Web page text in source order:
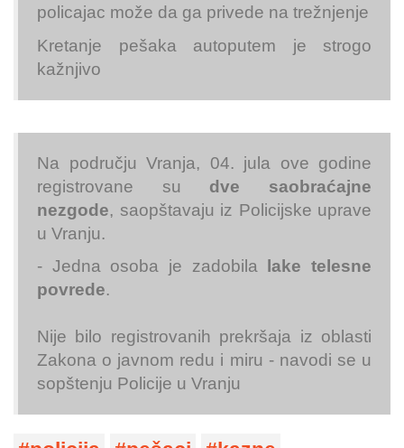
policajac može da ga privede na trežnjenje
Kretanje pešaka autoputem je strogo
kažnjivo
Na području Vranja, 04. jula ove godine
registrovane su dve saobraćajne
nezgode, saopštavaju iz Policijske uprave
u Vranju.
- Jedna osoba je zadobila
lake telesne
povrede.
Nije bilo registrovanih prekršaja iz oblasti
Zakona o javnom redu i miru - navodi se u
sopštenju Policije u Vranju